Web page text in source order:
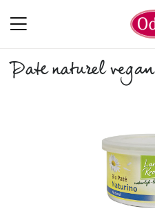
Pate naturel vegan